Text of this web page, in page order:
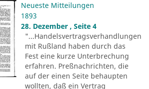
Neueste Mitteilungen
1893
28. Dezember , Seite 4
"...Handelsvertragsverhandlungen
mit Rußland haben durch das
Fest eine kurze Unterbrechung
erfahren. Preßnachrichten, die
auf der einen Seite behaupten
wollten, daß ein Vertrag